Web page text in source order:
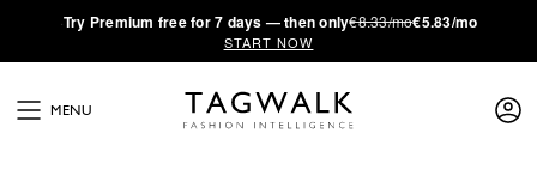
·Try Premium free for 7 days — then only€8.33/mo€5.83/mo
START NOW
MENU